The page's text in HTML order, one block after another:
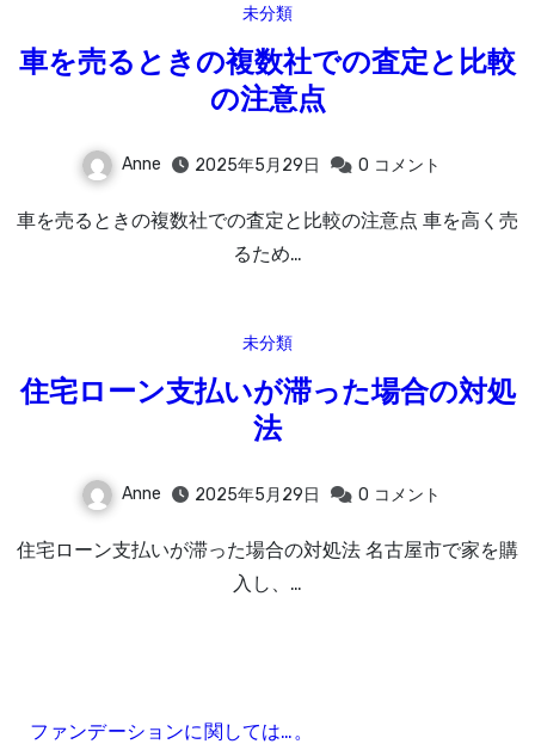
未分類
車を売るときの複数社での査定と比較
の注意点
Anne 2025年5月29日 0 コメント
車を売るときの複数社での査定と比較の注意点 車を高く売
るため…
未分類
住宅ローン支払いが滞った場合の対処
法
Anne 2025年5月29日 0 コメント
住宅ローン支払いが滞った場合の対処法 名古屋市で家を購
入し、…
ファンデーションに関しては…。